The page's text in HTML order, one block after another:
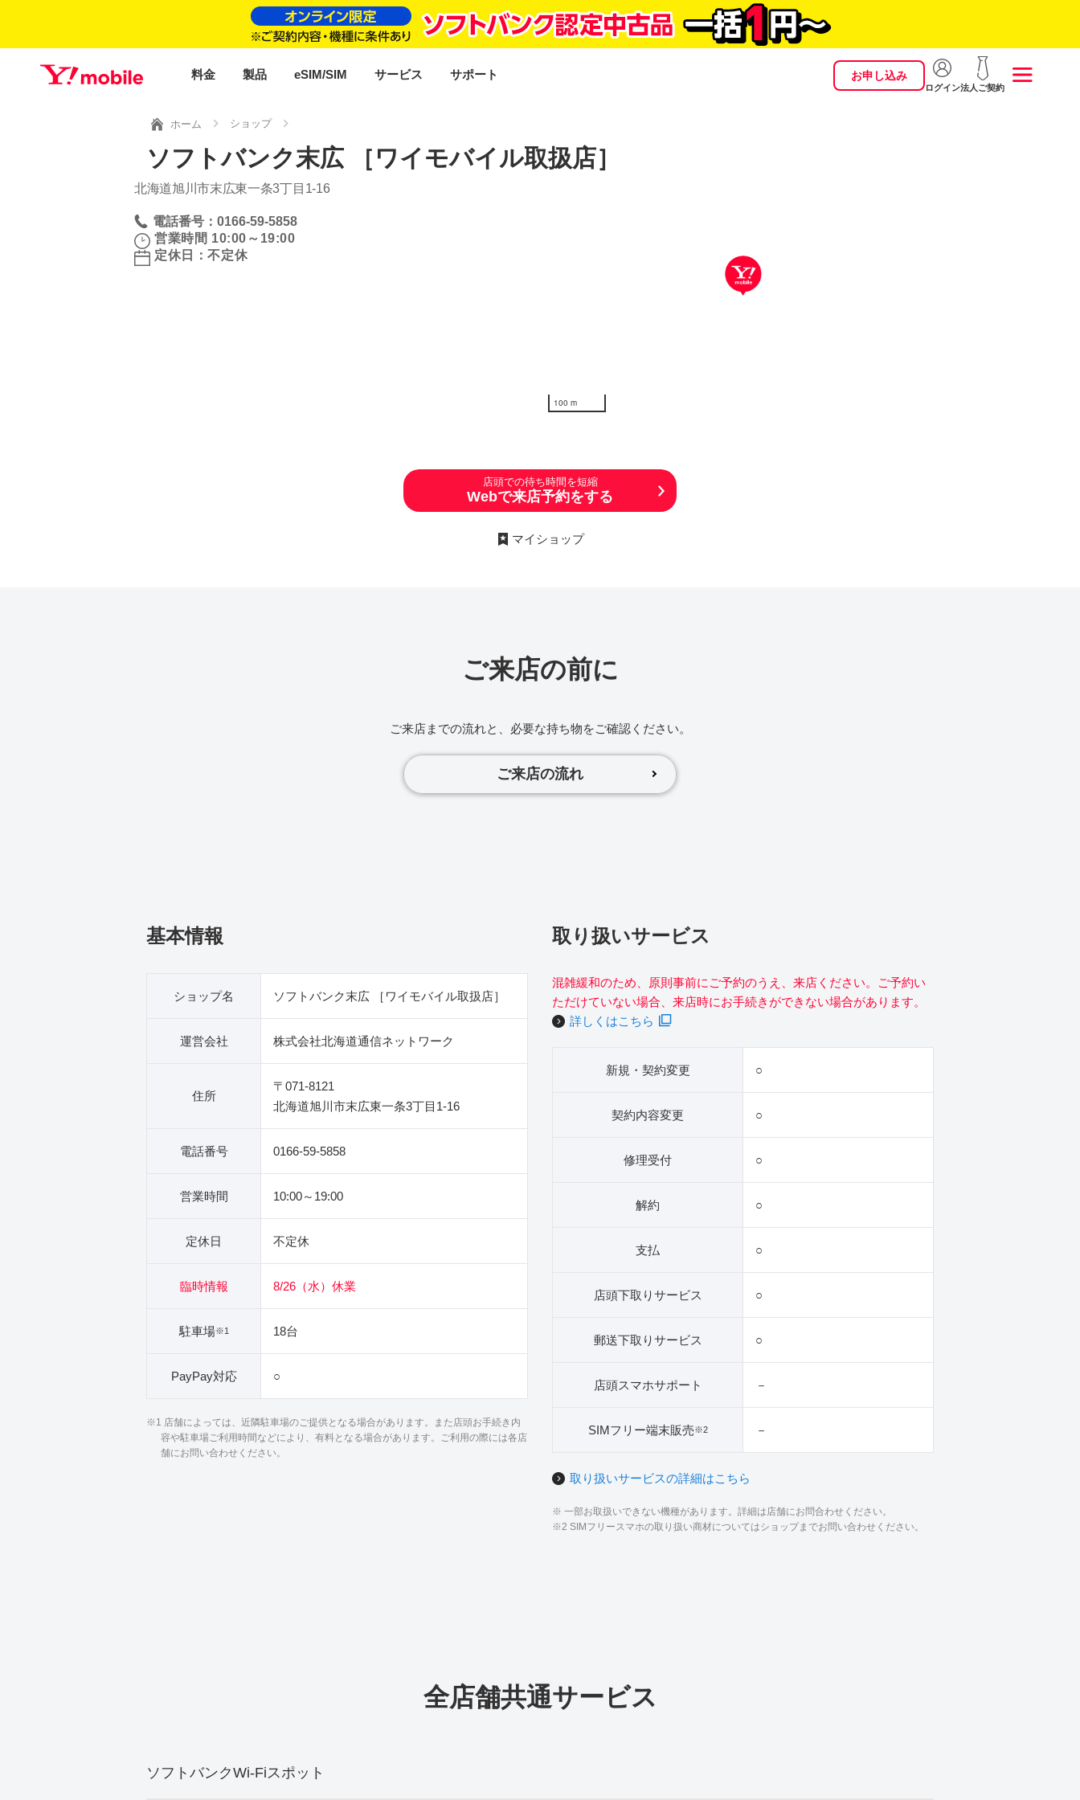
料金 製品 eSIM/SIM サービス サポート お申し込み
ログイン法人ご契約
ホーム ショップ
ソフトバンク末広 ［ワイモバイル取扱店］
北海道旭川市末広東一条3丁目1‐16
電話番号：0166-59-5858
営業時間 10:00～19:00
定休日：不定休
100 m
店頭での待ち時間を短縮
Webで来店予約をする
マイショップ
ご来店の前に
ご来店までの流れと、必要な持ち物をご確認ください。
ご来店の流れ
基本情報
ショップ名 ソフトバンク末広 ［ワイモバイル取扱店］
運営会社 株式会社北海道通信ネットワーク
住所
〒071-8121
北海道旭川市末広東一条3丁目1‐16
電話番号 0166-59-5858
営業時間 10:00～19:00
定休日 不定休
臨時情報 8/26（水）休業
駐車場※1 18台
PayPay対応 ○
※1 店舗によっては、近隣駐車場のご提供となる場合があります。また店頭お手続き内
容や駐車場ご利用時間などにより、有料となる場合があります。ご利用の際には各店
舗にお問い合わせください。
取り扱いサービス
混雑緩和のため、原則事前にご予約のうえ、来店ください。ご予約い
ただけていない場合、来店時にお手続きができない場合があります。
詳しくはこちら
新規・契約変更 ○
契約内容変更 ○
修理受付 ○
解約 ○
支払 ○
店頭下取りサービス ○
郵送下取りサービス ○
店頭スマホサポート －
SIMフリー端末販売※2 －
取り扱いサービスの詳細はこちら
※ 一部お取扱いできない機種があります。詳細は店舗にお問合わせください。
※2 SIMフリースマホの取り扱い商材についてはショップまでお問い合わせください。
全店舗共通サービス
ソフトバンクWi-Fiスポット